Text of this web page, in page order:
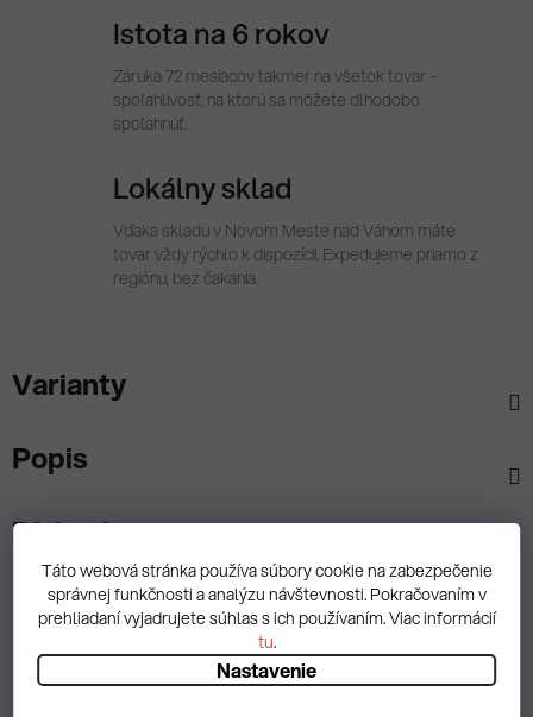
Táto webová stránka používa súbory cookie na zabezpečenie
správnej funkčnosti a analýzu návštevnosti. Pokračovaním v
prehliadaní vyjadrujete súhlas s ich používaním. Viac informácií
tu.
Nastavenie
Istota na 6 rokov
Záruka 72 mesiacov takmer na všetok tovar –
spoľahlivosť, na ktorú sa môžete dlhodobo
spoľahnúť.
Lokálny sklad
Vďaka skladu v Novom Meste nad Váhom máte
tovar vždy rýchlo k dispozícii. Expedujeme priamo z
regiónu, bez čakania.
Varianty
Popis
Diskusia
Spätná väzba